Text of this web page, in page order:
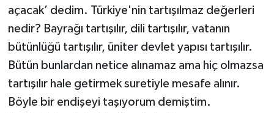
açacak’ dedim. Türkiye'nin tartışılmaz değerleri
nedir? Bayrağı tartışılır, dili tartışılır, vatanın
bütünlüğü tartışılır, üniter devlet yapısı tartışılır.
Bütün bunlardan netice alınamaz ama hiç olmazsa
tartışılır hale getirmek suretiyle mesafe alınır.
Böyle bir endişeyi taşıyorum demiştim.